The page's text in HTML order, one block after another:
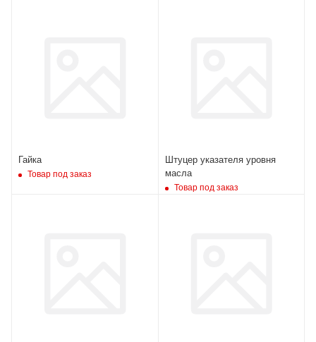
Гайка
Товар под заказ
Штуцер указателя уровня
масла
Товар под заказ